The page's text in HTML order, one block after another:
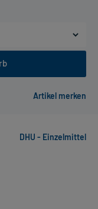
DHU - Einzelmittel